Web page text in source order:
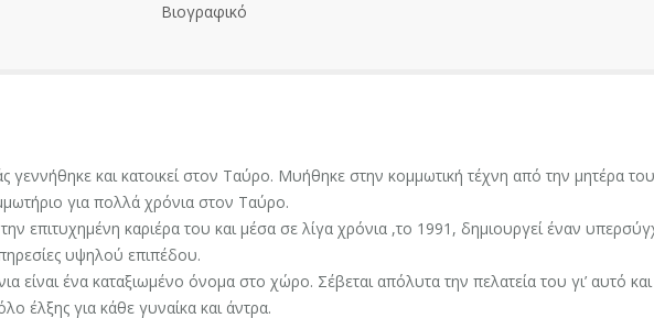
Βιογραφικό
γεννήθηκε και κατοικεί στον Ταύρο. Μυήθηκε στην κομμωτική τέχνη από την μητέρα
για πολλά χρόνια στον Ταύρο.
επιτυχημένη καριέρα του και μέσα σε λίγα χρόνια ,το 1991, δημιουργεί έναν
υψηλού επιπέδου.
είναι ένα καταξιωμένο όνομα στο χώρο. Σέβεται απόλυτα την πελατεία του γι’ αυτό
έλξης για κάθε γυναίκα και άντρα.